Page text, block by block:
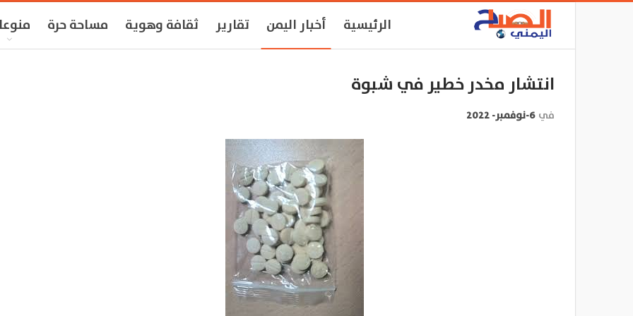
الرئيسية أخبار اليمن تقارير ثقافة وهوية مساحة حرة
انتشار مخدر خطير في شبوة
في 6-نوفمبر- 2022